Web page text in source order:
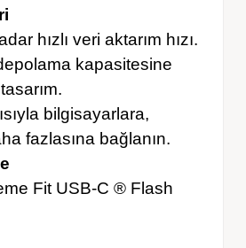
hızlı veri aktarım hızı.
kapasitesine
bilgisayarlara,
fazlasına bağlanın.
Fit USB-C ® Flash